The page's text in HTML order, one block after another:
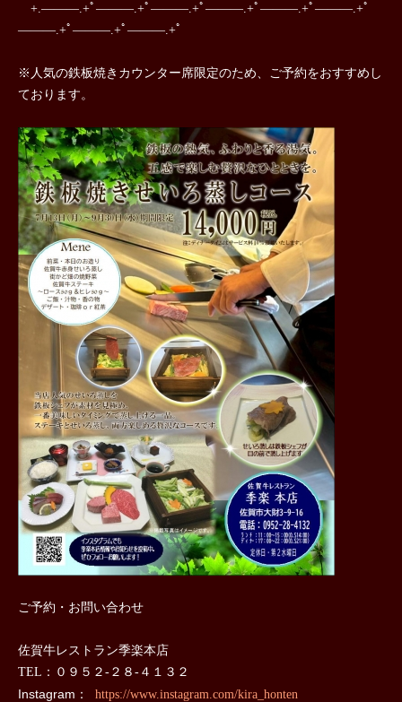
+.―――.+ﾟ―――.+ﾟ―――.+ﾟ―――.+ﾟ―――.+ﾟ―――.+ﾟ
―――.+ﾟ―――.+ﾟ―――.+ﾟ
※人気の鉄板焼きカウンター席限定のため、ご予約をおすすめし
ております。
ご予約・お問い合わせ
佐賀牛レストラン季楽本店
TEL ：０９５２‐２８‐４１３２
Instagram： https://www.instagram.com/kira_honten